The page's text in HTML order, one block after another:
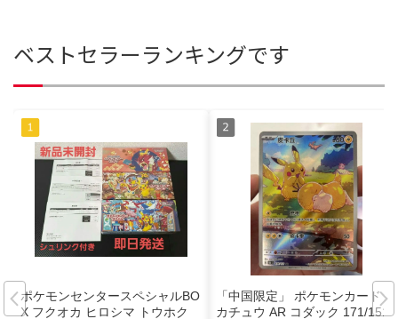
ベストセラーランキングです
ポケモンセンタースペシャルBO
X フクオカ ヒロシマ トウホク
「中国限定」 ポケモンカード ピ
カチュウ AR コダック 171/151